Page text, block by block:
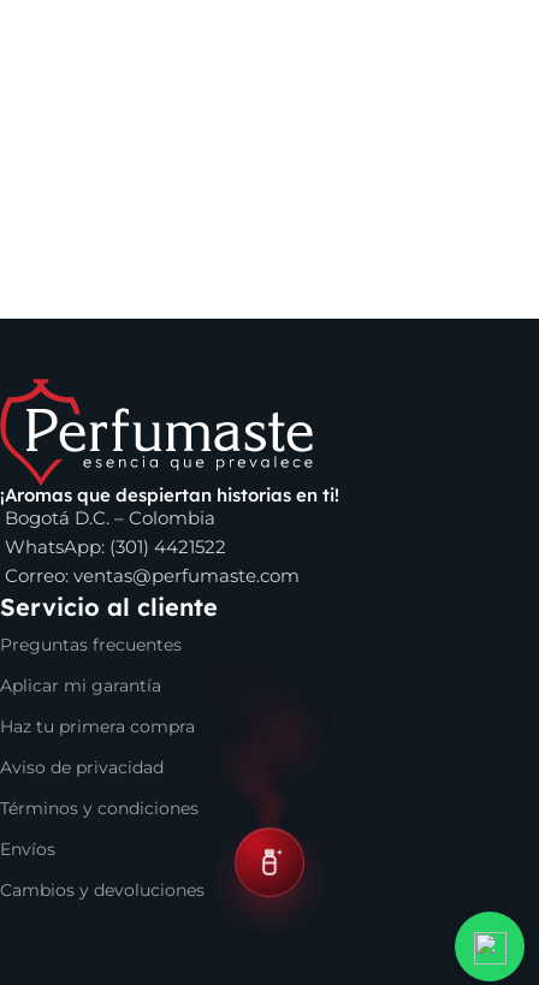
Herrera,La vida es bella de Lancome,Versace Bright
desees y comenzar a disfrutar de tu fragancia favorita.
Dentro de los perfumes para hombre, puedes encontrar
Eros Versace , el perfume Invictus de Paco Rabanne
de Nuit de Armafy muchas otras opciones de marcas muy
reconocidas. Incluso, si buscas algo para regalar, en nuestro
catálogo se encuentran varias alternativas de lociones para
esa persona especial, sea que estés en Cali, Bogotá, Medellín
o en cualquier parte de Colombia.
¡Aromas que despiertan historias en ti!
Bogotá D.C. – Colombia
WhatsApp: (301) 4421522
Correo: ventas@perfumaste.com
Servicio al cliente
Preguntas frecuentes
Aplicar mi garantía
Haz tu primera compra
Aviso de privacidad
Términos y condiciones
Envíos
Cambios y devoluciones